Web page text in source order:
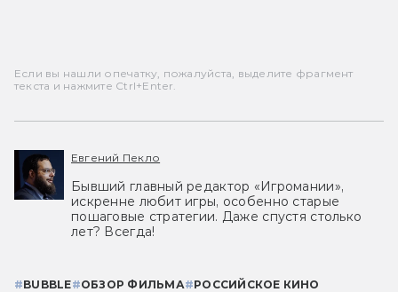
Если вы нашли опечатку, пожалуйста, выделите фрагмент
текста и нажмите Ctrl+Enter.
Евгений Пекло
Бывший главный редактор «Игромании»,
искренне любит игры, особенно старые
пошаговые стратегии. Даже спустя столько
лет? Всегда!
#BUBBLE#ОБЗОР ФИЛЬМА#РОССИЙСКОЕ КИНО